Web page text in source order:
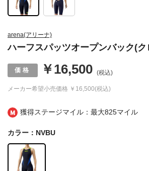
獲得ステージマイル：最大825マイル
arena(アリーナ)
ハーフスパッツオープンバック(ク
メーカー希望小売価格 ￥16,500(税込)
￥16,500 (税込)
カラー：NVBU